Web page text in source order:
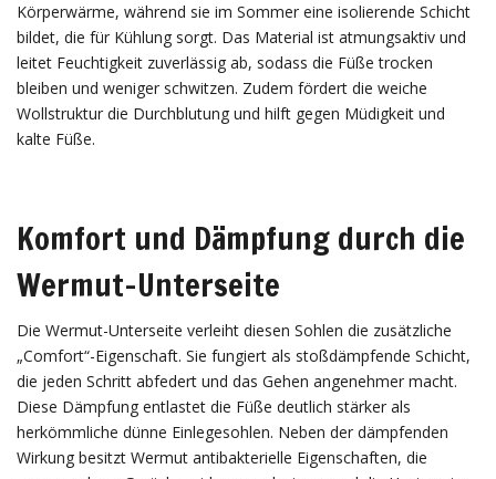
Körperwärme, während sie im Sommer eine isolierende Schicht
bildet, die für Kühlung sorgt. Das Material ist atmungsaktiv und
leitet Feuchtigkeit zuverlässig ab, sodass die Füße trocken
bleiben und weniger schwitzen. Zudem fördert die weiche
Wollstruktur die Durchblutung und hilft gegen Müdigkeit und
kalte Füße.
Komfort und Dämpfung durch die
Wermut-Unterseite
Die Wermut-Unterseite verleiht diesen Sohlen die zusätzliche
„Comfort“-Eigenschaft. Sie fungiert als stoßdämpfende Schicht,
die jeden Schritt abfedert und das Gehen angenehmer macht.
Diese Dämpfung entlastet die Füße deutlich stärker als
herkömmliche dünne Einlegesohlen. Neben der dämpfenden
Wirkung besitzt Wermut antibakterielle Eigenschaften, die